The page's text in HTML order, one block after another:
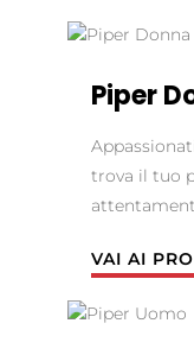
Piper
trova il tuo
VAI AI